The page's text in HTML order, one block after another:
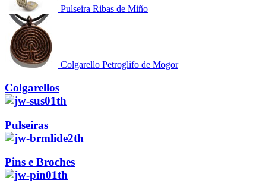
Pulseira Ribas de Miño
Colgarello Petroglifo de Mogor
Colgarellos
Pulseiras
Pins e Broches